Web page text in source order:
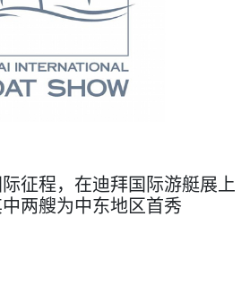
征程，在迪拜国际游艇展上
两艘为中东地区首秀